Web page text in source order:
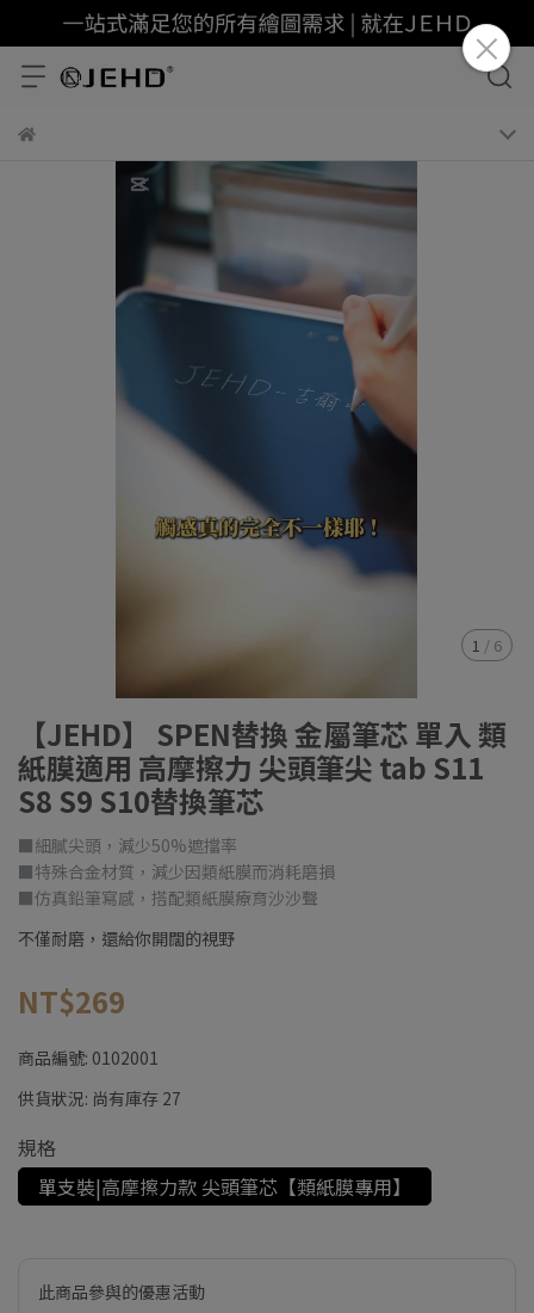
1 / 6
【JEHD】 SPEN替換 金屬筆芯 單入 類
紙膜適用 高摩擦力 尖頭筆尖 tab S11
S8 S9 S10替換筆芯
■細膩尖頭，減少50%遮擋率
■特殊合金材質，減少因類紙膜而消耗磨損
■仿真鉛筆寫感，搭配類紙膜療育沙沙聲
不僅耐磨，還給你開闊的視野
NT$269
商品編號: 0102001
供貨狀況: 尚有庫存 27
規格
單支裝|高摩擦力款 尖頭筆芯【類紙膜專用】
此商品參與的優惠活動